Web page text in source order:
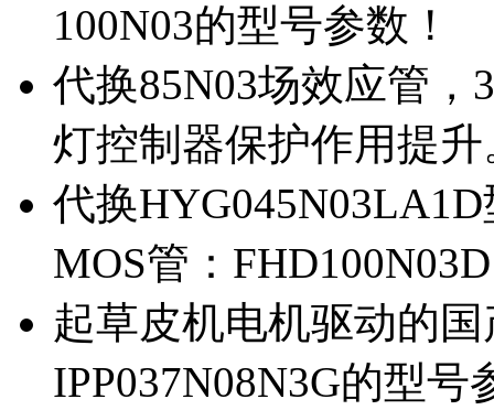
100N03的型号参数！
代换85N03场效应管
灯控制器保护作用提升
代换
MOS管：
起草皮机电机驱动的
IPP037N08N3G的型号